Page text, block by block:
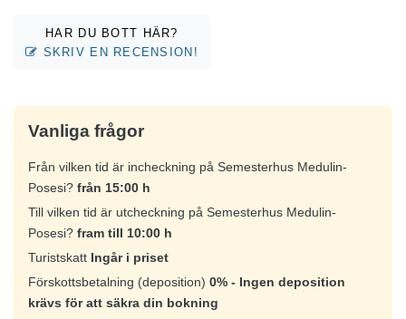
HAR DU BOTT HÄR?
SKRIV EN RECENSION!
Vanliga frågor
Från vilken tid är incheckning på Semesterhus Medulin-
Posesi? från 15:00 h
Till vilken tid är utcheckning på Semesterhus Medulin-
Posesi? fram till 10:00 h
Turistskatt Ingår i priset
Förskottsbetalning (deposition) 0% - Ingen deposition
krävs för att säkra din bokning